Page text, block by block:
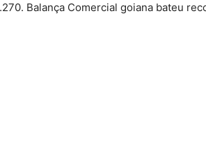
Balança Comercial goiana bateu